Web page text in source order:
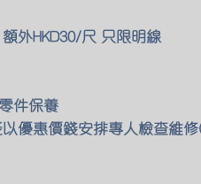
外HKD30/尺 只限明線
件保養
優惠價錢安排專人檢查維